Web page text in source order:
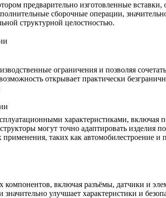
предварительно изготовленные
сборочные операции,
структурной целостностью.
ограничения и позволяя
открывает практически
характеристиками, включая
могут точно адаптировать изделия
таких как автомобилестроение и
включая разъёмы, датчики и
значительно улучшает характеристики и